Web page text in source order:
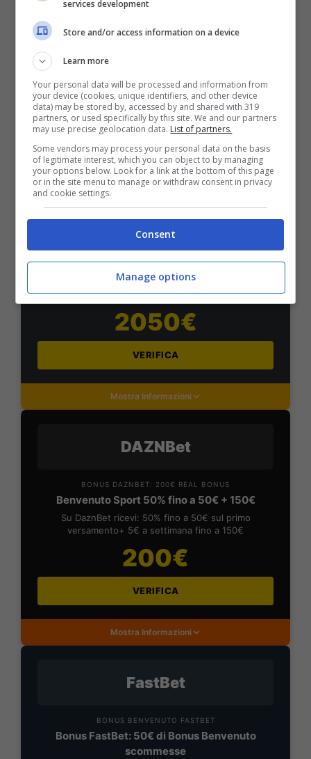
Bonus Benvenuto Sport: fino a 1.000€
1000€
VERIFICA
Mostra Informazioni
PlanetWin365
BONUS PLANETWIN365: FINO A 2050€
Planetwin365: 2050€ per sport e scommesse
in Bonus Scommesse + 100% fino a 50€ in Bonus
Sport
2050€
VERIFICA
Mostra Informazioni
DAZNBet
BONUS DAZNBET: 200€ REAL BONUS
Benvenuto Sport 50% fino a 50€ + 150€
Su DaznBet ricevi: 50% fino a 50€ sul primo
versamento+ 5€ a settimana fino a 150€
200€
VERIFICA
Mostra Informazioni
FastBet
BONUS BENVENUTO FASTBET
Bonus FastBet: 50€ di Bonus Benvenuto
scommesse
services development
Store and/or access information on a device
Learn more
Your personal data will be processed and information from
your device (cookies, unique identifiers, and other device
data) may be stored by, accessed by and shared with 319
partners, or used specifically by this site. We and our partners
may use precise geolocation data. List of partners.
Some vendors may process your personal data on the basis
of legitimate interest, which you can object to by managing
your options below. Look for a link at the bottom of this page
or in the site menu to manage or withdraw consent in privacy
and cookie settings.
Consent
Manage options